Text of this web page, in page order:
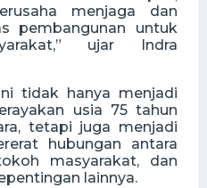
menjaga dan
pembangunan untuk
ujar Indra
tidak hanya menjadi
usia 75 tahun
tetapi juga menjadi
hubungan antara
masyarakat, dan
lainnya.